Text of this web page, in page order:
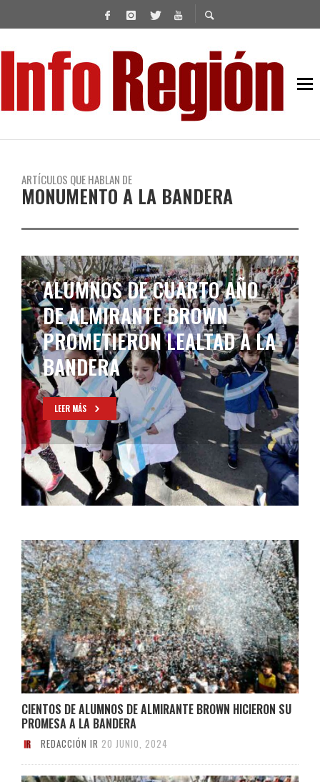
ARTÍCULOS QUE HABLAN DE
MONUMENTO A LA BANDERA
ALUMNOS DE CUARTO AÑO
DE ALMIRANTE BROWN
PROMETIERON LEALTAD A LA
BANDERA
LEER MÁS
CIENTOS DE ALUMNOS DE ALMIRANTE BROWN HICIERON SU
PROMESA A LA BANDERA
REDACCIÓN IR 20 JUNIO, 2024